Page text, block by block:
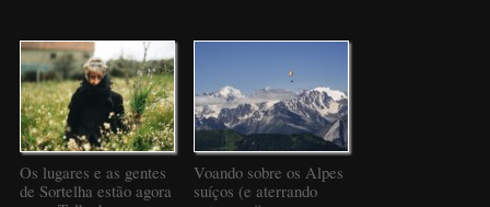
Os lugares e as gentes
de Sortelha estão agora
Voando sobre os Alpes
suíços (e aterrando